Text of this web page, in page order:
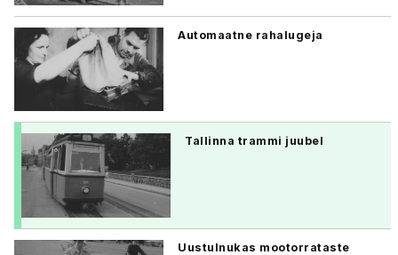
Automaatne rahalugeja
Tallinna trammi juubel
Uustulnukas mootorrataste